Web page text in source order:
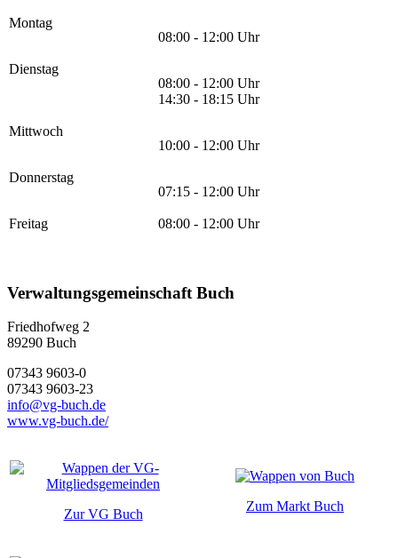
Montag
08:00 - 12:00 Uhr
Dienstag
08:00 - 12:00 Uhr
14:30 - 18:15 Uhr
Mittwoch
10:00 - 12:00 Uhr
Donnerstag
07:15 - 12:00 Uhr
Freitag 08:00 - 12:00 Uhr
Verwaltungsgemeinschaft Buch
Friedhofweg 2
89290 Buch
07343 9603-0
07343 9603-23
info@vg-buch.de
www.vg-buch.de/
Zur VG Buch
Zum Markt Buch